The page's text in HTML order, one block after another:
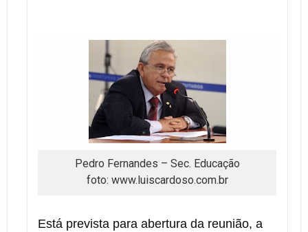
Pedro Fernandes – Sec. Educação
foto: www.luiscardoso.com.br
Está prevista para abertura da reunião, a